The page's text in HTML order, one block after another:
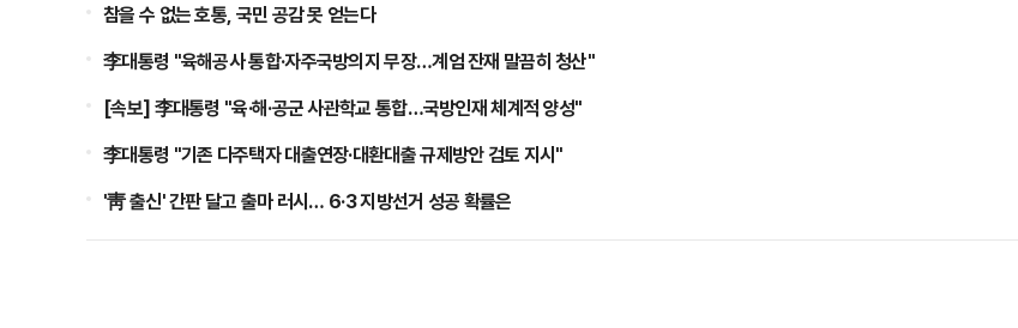
참을 수 없는 호통, 국민 공감 못 얻는다
李대통령 "육해공사 통합·자주국방의지 무장…계엄 잔재 말끔히 청산"
[속보] 李대통령 "육·해·공군 사관학교 통합…국방인재 체계적 양성"
李대통령 "기존 다주택자 대출연장·대환대출 규제방안 검토 지시"
'靑 출신' 간판 달고 출마 러시… 6·3 지방선거 성공 확률은